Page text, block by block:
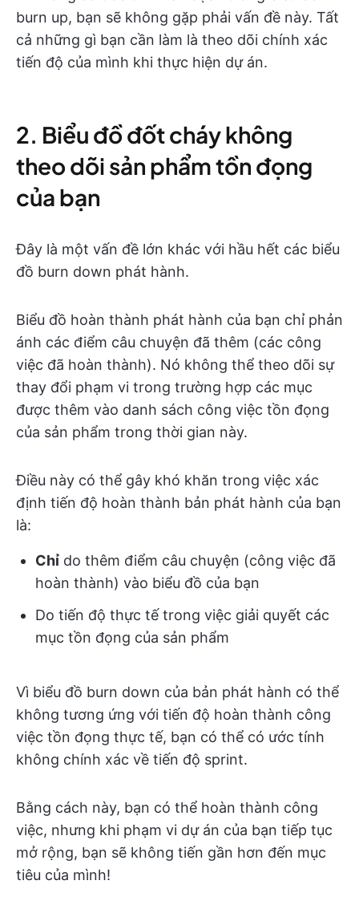
burn up, bạn sẽ không gặp phải vấn đề này. Tất
cả những gì bạn cần làm là theo dõi chính xác
tiến độ của mình khi thực hiện dự án.
2. Biểu đồ đốt cháy không
theo dõi sản phẩm tồn đọng
của bạn
Đây là một vấn đề lớn khác với hầu hết các biểu
đồ burn down phát hành.
Biểu đồ hoàn thành phát hành của bạn chỉ phản
ánh các điểm câu chuyện đã thêm (các công
việc đã hoàn thành). Nó không thể theo dõi sự
thay đổi phạm vi trong trường hợp các mục
được thêm vào danh sách công việc tồn đọng
của sản phẩm trong thời gian này.
Điều này có thể gây khó khăn trong việc xác
định tiến độ hoàn thành bản phát hành của bạn
là:
Chỉ do thêm điểm câu chuyện (công việc đã
hoàn thành) vào biểu đồ của bạn
Do tiến độ thực tế trong việc giải quyết các
mục tồn đọng của sản phẩm
Vì biểu đồ burn down của bản phát hành có thể
không tương ứng với tiến độ hoàn thành công
việc tồn đọng thực tế, bạn có thể có ước tính
không chính xác về tiến độ sprint.
Bằng cách này, bạn có thể hoàn thành công
việc, nhưng khi phạm vi dự án của bạn tiếp tục
mở rộng, bạn sẽ không tiến gần hơn đến mục
tiêu của mình!